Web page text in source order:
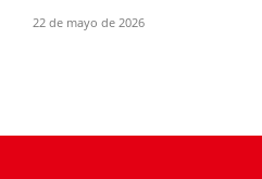
22 de mayo de 2026